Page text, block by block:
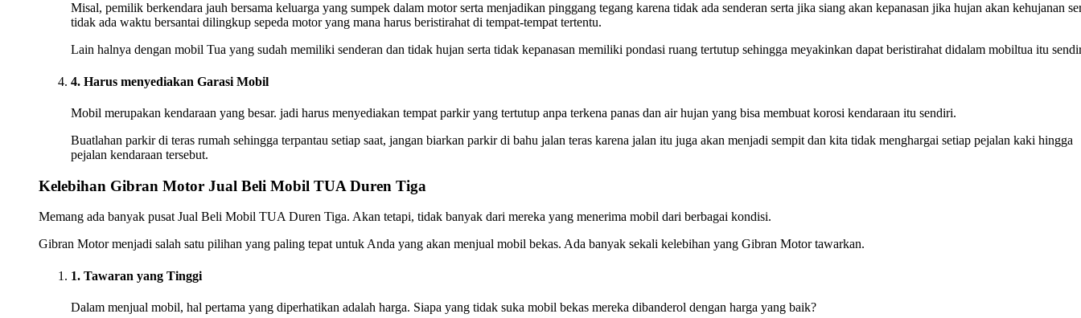
Misal, pemilik berkendara jauh bersama keluarga yang sumpek dalam motor serta menjadikan pinggang tegang karena tidak ada senderan serta jika siang akan kepanasan jika hujan akan kehujanan
tidak ada waktu bersantai dilingkup sepeda motor yang mana harus beristirahat di tempat-tempat tertentu.
Lain halnya dengan mobil Tua yang sudah memiliki senderan dan tidak hujan serta tidak kepanasan memiliki pondasi ruang tertutup sehingga meyakinkan dapat beristirahat didalam mobiltua itu
4. Harus menyediakan Garasi Mobil
Mobil merupakan kendaraan yang besar. jadi harus menyediakan tempat parkir yang tertutup anpa terkena panas dan air hujan yang bisa membuat korosi kendaraan itu sendiri.
Buatlahan parkir di teras rumah sehingga terpantau setiap saat, jangan biarkan parkir di bahu jalan teras karena jalan itu juga akan menjadi sempit dan kita tidak menghargai setiap pejalan kaki hingga
pejalan kendaraan tersebut.
Kelebihan Gibran Motor Jual Beli Mobil TUA Duren Tiga
Memang ada banyak pusat Jual Beli Mobil TUA Duren Tiga. Akan tetapi, tidak banyak dari mereka yang menerima mobil dari berbagai kondisi.
Gibran Motor menjadi salah satu pilihan yang paling tepat untuk Anda yang akan menjual mobil bekas. Ada banyak sekali kelebihan yang Gibran Motor tawarkan.
1. Tawaran yang Tinggi
Dalam menjual mobil, hal pertama yang diperhatikan adalah harga. Siapa yang tidak suka mobil bekas mereka dibanderol dengan harga yang baik?